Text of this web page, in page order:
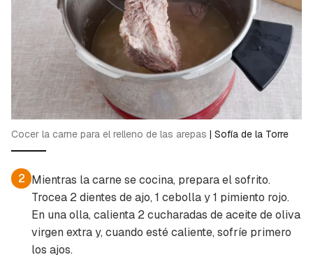
Cocer la carne para el relleno de las arepas | Sofía de la Torre
2 Mientras la carne se cocina, prepara el sofrito.
Trocea 2 dientes de ajo, 1 cebolla y 1 pimiento rojo.
En una olla, calienta 2 cucharadas de aceite de oliva
virgen extra y, cuando esté caliente, sofríe primero
los ajos.